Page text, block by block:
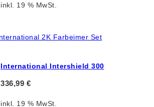
inkl. 19 % MwSt.
International Intershield 300
336,99 €
inkl. 19 % MwSt.